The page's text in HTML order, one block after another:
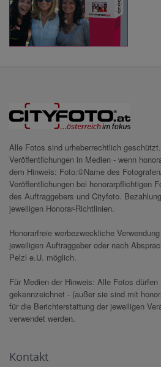
Alle Fotos sind urheberrechtlich geschützt.
Veröffentlichungen in Medien - wenn
dem Hinweis: Foto:©Name des
Veröffentlichungen bei honorarpflichtigen
des Auftraggebers und Cityfoto.
jeweiligen Honorar-Richtlinien.
Honorarfreie werbezweckliche
jeweiligen Auftraggeber oder nach
Pelzl e.U. möglich.
Für Medien der Hinweis: Alle Fotos dürfen
gekennzeichnet - (außer sie sind mit
für die Berichterstattung der jeweiligen
verwendet werden.
Kontakt